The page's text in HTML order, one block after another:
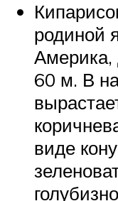
родиной
Америка,
60 м. В
виде